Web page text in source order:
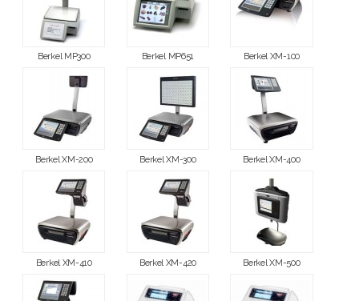
Berkel MP300 Berkel MP651 Berkel XM-100
Berkel XM-200 Berkel XM-300 Berkel XM-400
Berkel XM-410 Berkel XM-420 Berkel XM-500